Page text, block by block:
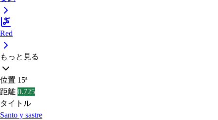
Red
もっと見る
位置 15ª
距離 0.725
タイトル
Santo y sastre